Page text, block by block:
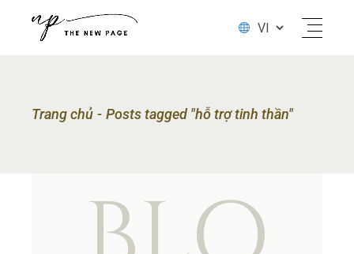
Trang chủ Posts tagged "hỗ trợ tinh thần"